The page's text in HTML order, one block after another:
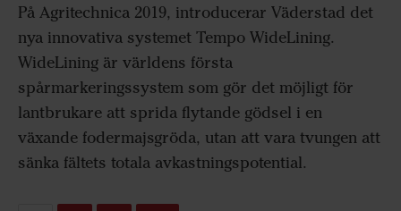
På Agritechnica 2019, introducerar Väderstad det
nya innovativa systemet Tempo WideLining.
WideLining är världens första
spårmarkeringssystem som gör det möjligt för
lantbrukare att sprida flytande gödsel i en
växande fodermajsgröda, utan att vara tvungen att
sänka fältets totala avkastningspotential.